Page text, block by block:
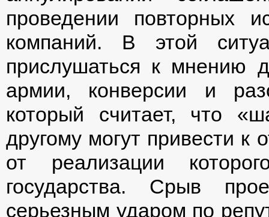
проведении повторных
компаний. В этой
прислушаться к мнению
армии, конверсии и
который считает, что
другому могут привести к
от реализации
государства. Срыв
серьезным ударом по